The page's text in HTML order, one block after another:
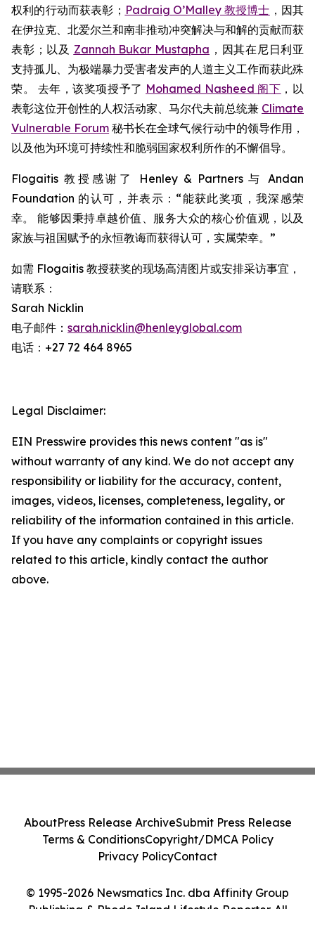
权利的行动而获表彰； Padraig O’Malley 教授博士 ，因其
在伊拉克、北爱尔兰和南非推动冲突解决与和解的贡献而获
表彰；以及 Zannah Bukar Mustapha ，因其在尼日利亚
支持孤儿、为极端暴力受害者发声的人道主义工作而获此殊
荣。 去年，该奖项授予了 Mohamed Nasheed 阁下 ，以
表彰这位开创性的人权活动家、马尔代夫前总统兼 Climate
Vulnerable Forum 秘书长在全球气候行动中的领导作用，
以及他为环境可持续性和脆弱国家权利所作的不懈倡导。
Flogaitis 教授感谢了 Henley & Partners 与 Andan
Foundation 的认可，并表示：“能获此奖项，我深感荣
幸。 能够因秉持卓越价值、服务大众的核心价值观，以及
家族与祖国赋予的永恒教诲而获得认可，实属荣幸。”
如需 Flogaitis 教授获奖的现场高清图片或安排采访事宜，
请联系：
Sarah Nicklin
电子邮件： sarah.nicklin@henleyglobal.com
电话：+27 72 464 8965
Legal Disclaimer:
EIN Presswire provides this news content "as is"
without warranty of any kind. We do not accept any
responsibility or liability for the accuracy, content,
images, videos, licenses, completeness, legality, or
reliability of the information contained in this article.
If you have any complaints or copyright issues
related to this article, kindly contact the author
above.
© 1995-2026 Newsmatics Inc. dba Affinity Group
Publishing & Rhode Island Lifestyle Reporter. All
AboutPress Release ArchiveSubmit Press Release
Terms & ConditionsCopyright/DMCA Policy
Privacy PolicyContact